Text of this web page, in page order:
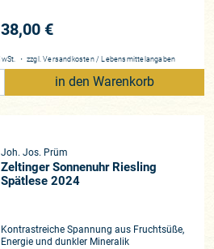
einen (wie auch immer gearteten)
könnte, ist hier nicht vorhanden.
von ihrer wunderschönen
auch nach Jahrzehnten der
denn überhaupt von einem
kann, und auch die
feinen, herben Charakter bei
lediglich etwas dicker als ein
All diese Facetten prägen den
38,00 €
・ zzgl.Versandkosten / Lebensmittelangaben
in den Warenkorb
Joh. Jos. Prüm
Zeltinger Sonnenuhr Riesling
Spätlese 2024
Kontrastreiche Spannung aus Fruchtsüße,
Energie und dunkler Mineralik